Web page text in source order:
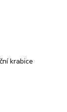
krabice